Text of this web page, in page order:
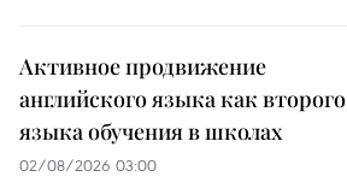
Активное продвижение
английского языка как второго
языка обучения в школах
02/08/2026 03:00